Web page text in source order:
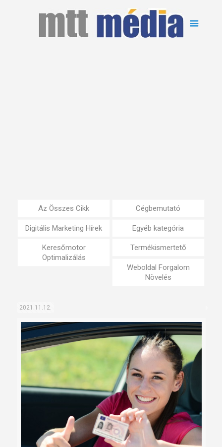
Az Összes Cikk Cégbemutató
Digitális Marketing Hírek Egyéb kategória
Keresőmotor
Optimalizálás
Termékismertető
Weboldal Forgalom
Növelés
2021.11.12.